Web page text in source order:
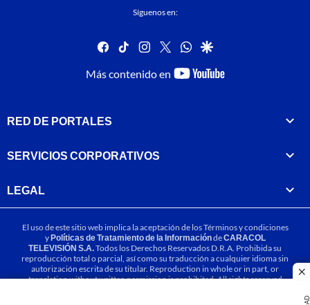
Síguenos en:
facebook
tiktok instagram
twitterwhatsapp
google
Más contenido en
youtube-
RED DE PORTALES
SERVICIOS CORPORATIVOS
LEGAL
El uso de este sitio web implica la aceptación de losTérminos y condiciones
yPolíticas de Tratamiento de la InformacióndeCARACOL
TELEVISIÓN S.A.Todos los Derechos Reservados D.R.A. Prohibida su
reproducción total o parcial, así como su traducción a cualquier idioma sin
autorización escrita de su titular. Reproduction in whole or in part, or
translation without written permission is prohibited. All rights reserved